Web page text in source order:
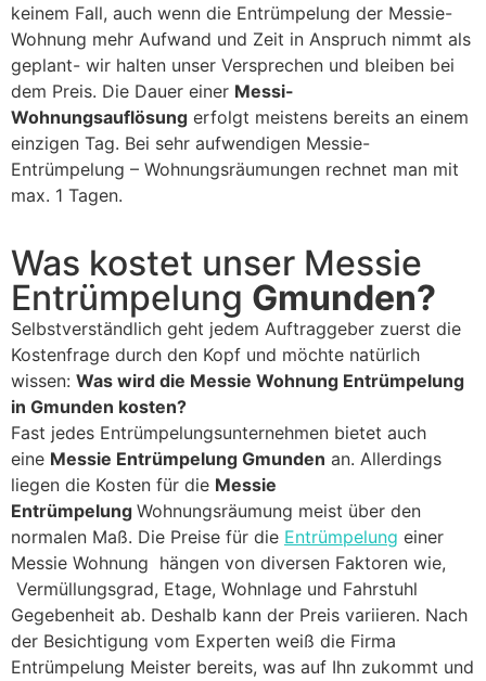
keinem Fall, auch wenn die Entrümpelung der Messie-
Wohnung mehr Aufwand und Zeit in Anspruch nimmt als
geplant- wir halten unser Versprechen und bleiben bei
dem Preis. Die Dauer einer Messi-
Wohnungsauflösung erfolgt meistens bereits an einem
einzigen Tag. Bei sehr aufwendigen Messie-
Entrümpelung – Wohnungsräumungen rechnet man mit
max. 1 Tagen.
Was kostet unser Messie
Entrümpelung Gmunden?
Selbstverständlich geht jedem Auftraggeber zuerst die
Kostenfrage durch den Kopf und möchte natürlich
wissen: Was wird die Messie Wohnung Entrümpelung
in Gmunden kosten?
Fast jedes Entrümpelungsunternehmen bietet auch
eine Messie Entrümpelung Gmunden an. Allerdings
liegen die Kosten für die Messie
Entrümpelung Wohnungsräumung meist über den
normalen Maß. Die Preise für die Entrümpelung einer
Messie Wohnung hängen von diversen Faktoren wie,
Vermüllungsgrad, Etage, Wohnlage und Fahrstuhl
Gegebenheit ab. Deshalb kann der Preis variieren. Nach
der Besichtigung vom Experten weiß die Firma
Entrümpelung Meister bereits, was auf Ihn zukommt und